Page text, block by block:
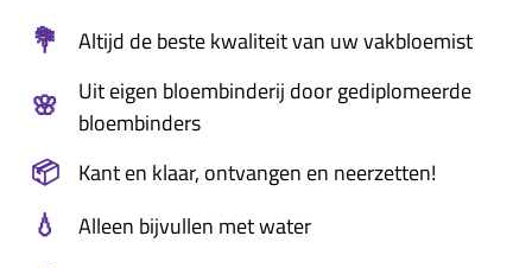
💐 Altijd de beste kwaliteit van uw vakbloemist
🌸
Uit eigen bloembinderij door gediplomeerde
bloembinders
📦 Kant en klaar, ontvangen en neerzetten!
💧 Alleen bijvullen met water